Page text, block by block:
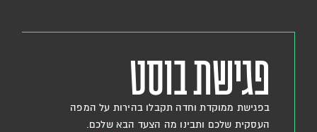
פגישת בוסט
בפגישת ממוקדת וחדה תקבלו בהירות על המפה
העסקית שלכם ותבינו מה הצעד הבא שלכם.